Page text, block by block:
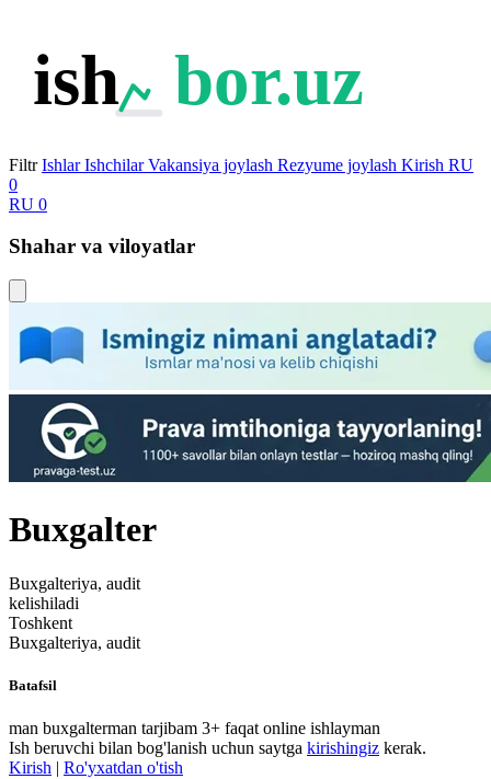
ish bor.uz
Filtr Ishlar Ishchilar Vakansiya joylash Rezyume joylash Kirish RU
0
RU 0
Shahar va viloyatlar
Buxgalter
Buxgalteriya, audit
kelishiladi
Toshkent
Buxgalteriya, audit
Batafsil
man buxgalterman tarjibam 3+ faqat online ishlayman
Ish beruvchi bilan bog'lanish uchun saytga kirishingiz kerak.
Kirish | Ro'yxatdan o'tish